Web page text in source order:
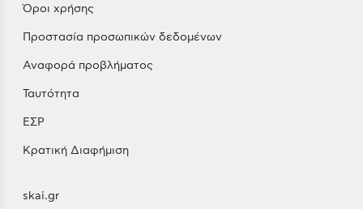
Όροι χρήσης
Προστασία προσωπικών δεδομένων
Αναφορά προβλήματος
Ταυτότητα
ΕΣΡ
Κρατική Διαφήμιση
skai.gr